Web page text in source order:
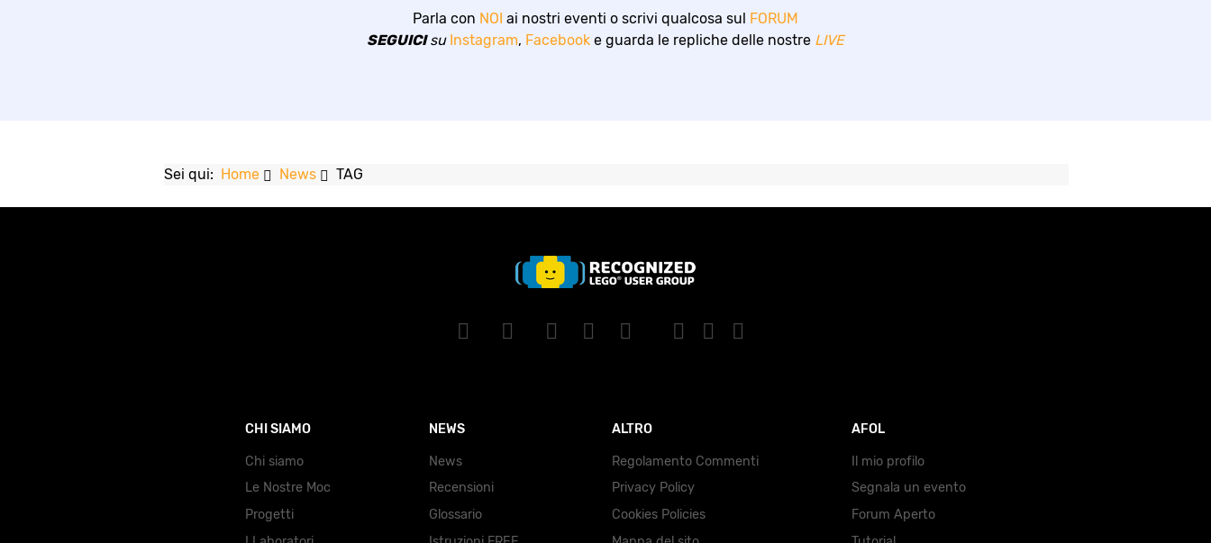
Parla con NOI ai nostri eventi o scrivi qualcosa sul FORUM
SEGUICIsu Instagram, Facebook e guarda le repliche delle nostre LIVE
Sei qui: Home News TAG
CHI SIAMO
Chi siamo
Le Nostre Moc
Progetti
NEWS
News
Recensioni
Glossario
ALTRO
Regolamento Commenti
Privacy Policy
Cookies Policies
AFOL
Il mio profilo
Segnala un evento
Forum Aperto